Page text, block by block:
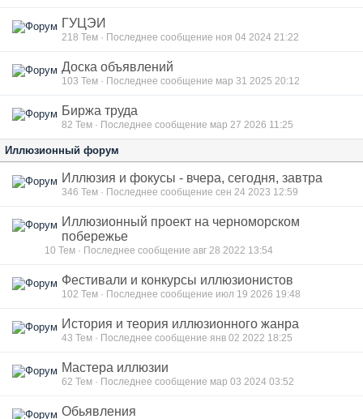
ГУЦЭИ
218 Тем · Последнее сообщение ноя 04 2024 21:22
Доска объявлений
103 Тем · Последнее сообщение мар 31 2025 20:12
Биржа труда
82 Тем · Последнее сообщение мар 27 2026 11:25
Иллюзионный форум
Иллюзия и фокусы - вчера, сегодня, завтра
346 Тем · Последнее сообщение сен 24 2023 12:59
Иллюзионный проект на черноморском
побережье
10 Тем · Последнее сообщение авг 28 2022 13:54
Фестивали и конкурсы иллюзионистов
102 Тем · Последнее сообщение июл 19 2026 19:48
История и теория иллюзионного жанра
43 Тем · Последнее сообщение янв 02 2022 18:25
Мастера иллюзии
62 Тем · Последнее сообщение мар 03 2024 03:52
Обьявления